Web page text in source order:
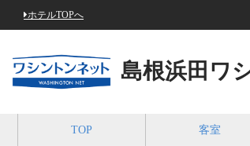
ホテルTOPへ
島根浜田ワ
TOP 客室